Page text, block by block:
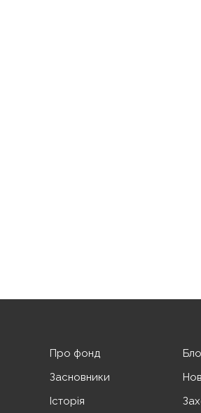
Про фонд
Засновники
Історія